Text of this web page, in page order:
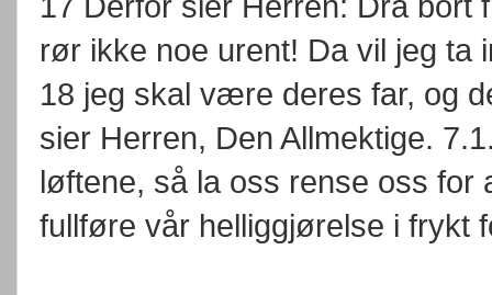
rør ikke noe urent! Da vil jeg ta
18 jeg skal være deres far, og
sier Herren, Den Allmektige.
løftene, så la oss rense oss for
fullføre vår helliggjørelse i frykt